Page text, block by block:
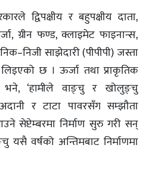
द्विपक्षीय र बहुपक्षीय दाता,
ग्रीन फण्ड, क्लाइमेट फाइनान्स,
साझेदारी (पीपीपी) जस्ता
छ । ऊर्जा तथा प्राकृतिक
भने, ‘हामीले वाङ्चु र खोलुङ्चु
र टाटा पावरसँग सम्झौता
सेप्टेम्बरमा निर्माण सुरु गरी सन्
वर्षको अन्तिमबाट निर्माणमा